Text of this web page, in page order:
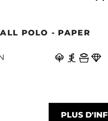
POLO - PAPER
PLUS